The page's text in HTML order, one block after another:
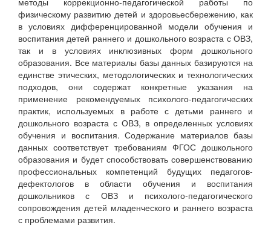
физическому развитию детей и здоровьесбережению, как
в условиях дифференцированной модели обучения и
воспитания детей раннего и дошкольного возраста с ОВЗ,
так и в условиях инклюзивных форм дошкольного
образования. Все материалы базы данных базируются на
единстве этических, методологических и технологических
подходов, они содержат конкретные указания на
применение рекомендуемых психолого-педагогических
практик, используемых в работе с детьми раннего и
дошкольного возраста с ОВЗ, в определенных условиях
обучения и воспитания. Содержание материалов базы
данных соответствует требованиям ФГОС дошкольного
образования и будет способствовать совершенствованию
профессиональных компетенций будущих педагогов-
дефектологов в области обучения и воспитания
дошкольников с ОВЗ и психолого-педагогического
сопровождения детей младенческого и раннего возраста
с проблемами развития.